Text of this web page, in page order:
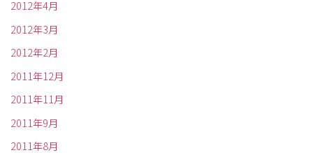
2012年4月
2012年3月
2012年2月
2011年12月
2011年11月
2011年9月
2011年8月